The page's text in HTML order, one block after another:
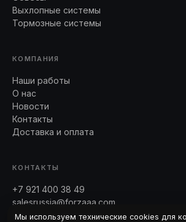
Выхлопные системы
Тормозные системы
КОМПАНИЯ
Наши работы
О нас
Новости
Контакты
Доставка и оплата
КОНТАКТЫ
+7 921 400 38 49
salesrussia@forzaaa.com
Telegram · WhatsApp
Мы используем технические cookies для